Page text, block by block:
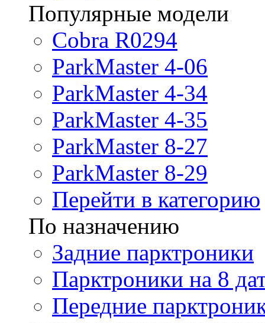
Популярные модели
Cobra R0294
ParkMaster 4-06
ParkMaster 4-34
ParkMaster 4-35
ParkMaster 8-27
ParkMaster 8-29
Перейти в категорию
По назначению
Задние парктроники
Парктроники на 8
Передние